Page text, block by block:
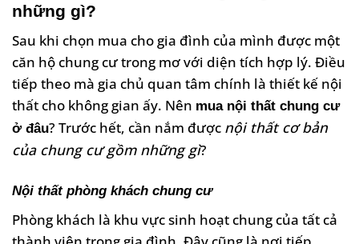
những gì?
Sau khi chọn mua cho gia đình của mình được một
căn hộ chung cư trong mơ với diện tích hợp lý. Điều
tiếp theo mà gia chủ quan tâm chính là thiết kế nội
thất cho không gian ấy. Nên mua nội thất chung cư
ở đâu? Trước hết, cần nắm được nội thất cơ bản
của chung cư gồm những gì?
Nội thất phòng khách chung cư
Phòng khách là khu vực sinh hoạt chung của tất cả